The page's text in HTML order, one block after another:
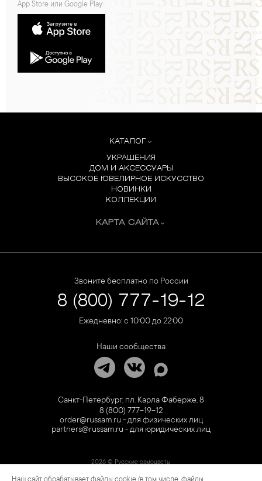
App Store или Google Play:
КАТАЛОГ
УКРАШЕНИЯ
ДОМ И АКСЕССУАРЫ
ВЫСОКОЕ ЮВЕЛИРНОЕ ИСКУССТВО
НОВИНКИ
КОЛЛЕКЦИИ
КАРТА САЙТА
Звоните бесплатно по России
8 (800) 777-19-12
Ежедневно: с 10:00 до 22:00
Наши сообщества
Санкт-Петербург, пл. Карла Фаберже, 8
8 (800) 777-19-12
order@russam.ru - для физических лиц
partners@russam.ru - для юридических лиц
2026 © Русские самоцветы